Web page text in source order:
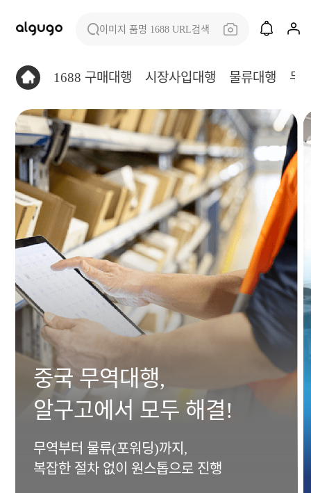
이미지 품명 1688 URL검색
1688 구매대행 시장사입대행 물류대행 무
중국 무역대행,
알구고에서 모두 해결!
무역부터 물류(포워딩)까지,
복잡한 절차 없이 원스톱으로 진행